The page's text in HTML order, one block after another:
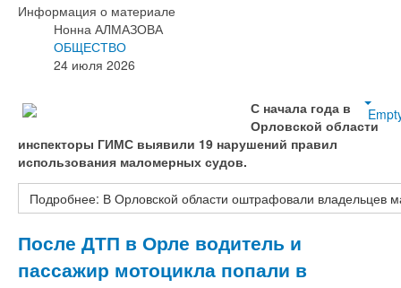
Информация о материале
Нонна АЛМАЗОВА
ОБЩЕСТВО
24 июля 2026
С начала года в
Орловской области
инспекторы ГИМС выявили 19 нарушений правил
использования маломерных судов.
Подробнее: В Орловской области оштрафовали владельцев
После ДТП в Орле водитель и
пассажир мотоцикла попали в